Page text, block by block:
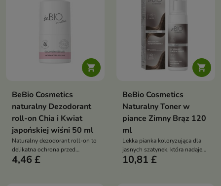

BeBio Cosmetics
naturalny Dezodorant
roll-on Chia i Kwiat
japońskiej wiśni 50 ml
Naturalny dezodorant roll-on to
delikatna ochrona przed
nieprzyjemnym zapachem, która
4,46 £

BeBio Cosmetics
Naturalny Toner w
piance Zimny Brąz 120
ml
Lekka pianka koloryzująca dla
jasnych szatynek, która nadaje
chłodny, czekoladowy brąz i
10,81 £